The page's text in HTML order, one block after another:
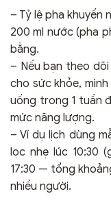
– Tỷ lệ pha khuyến
200 ml nước (pha
bằng.
– Nếu bạn theo dõi
cho sức khỏe,
uống trong 1 tuần
mức năng lượng.
– Ví dụ lịch dùng
lọc nhẹ lúc 10:30
17:30 — tổng
nhiều người.